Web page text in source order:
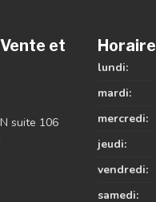
et
suite 106
lundi:
mardi:
mercredi:
jeudi:
vendredi:
samedi: